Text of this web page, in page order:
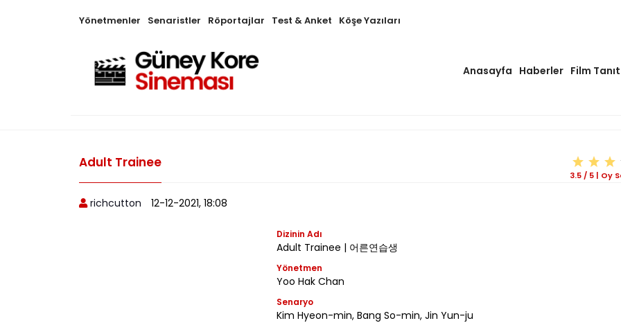
Yönetmenler Senaristler Röportajlar Test & Anket Köşe Yazıları
Anasayfa Haberler Film
Adult Trainee
3.5 / 5 | Oy
richcutton 12-12-2021, 18:08
Dizinin Adı
Adult Trainee | 어른연습생
Yönetmen
Yoo Hak Chan
Senaryo
Kim Hyeon-min, Bang So-min, Jin Yun-ju